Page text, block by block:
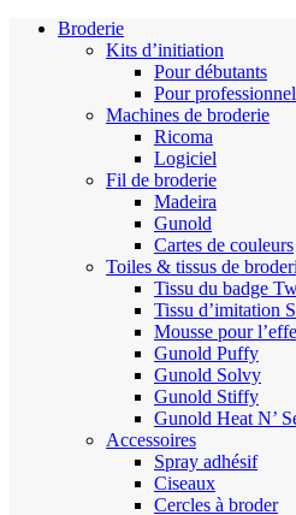
Broderie
Kits d’initiation
Pour débutants
Pour
Machines de broderie
Ricoma
Logiciel
Fil de broderie
Madeira
Gunold
Cartes de couleurs
Toiles & tissus de
Tissu du badge
Tissu d’imitation
Mousse pour
Gunold Puffy
Gunold Solvy
Gunold Stiffy
Gunold Heat N’
Accessoires
Spray adhésif
Ciseaux
Cercles à broder